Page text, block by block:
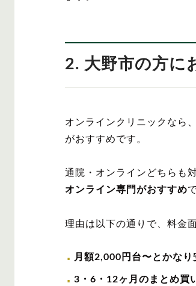
2. 大野市の方に
オンラインクリニックなら
がおすすめです。
通院・オンラインどちらも
オンライン専門がおすすめ
理由は以下の通りで、料金
月額2,000円台〜とかなり
3・6・12ヶ月のまとめ買